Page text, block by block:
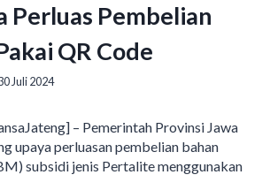
Perluas Pembelian
QR Code
Juli 2024
– Pemerintah Provinsi Jawa
upaya perluasan pembelian bahan
subsidi jenis Pertalite menggunakan